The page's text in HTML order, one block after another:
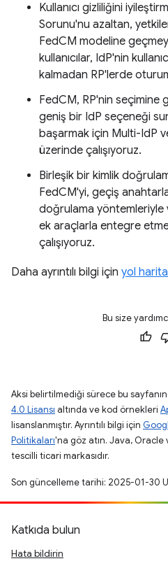
Kullanıcı gizliliğini
Sorunu'nu azaltan,
FedCM modeline
kullanıcılar, IdP'nin
kalmadan RP'lerde
FedCM, RP'nin seçimine
geniş bir IdP seçeneği
başarmak için Multi-IdP
üzerinde çalışıyoruz.
Birleşik bir kimlik
FedCM'yi, geçiş
doğrulama
ek araçlarla entegre
çalışıyoruz.
Daha ayrıntılı bilgi için yol
Bu size
Aksi belirtilmediği sürece bu
4.0 Lisansı altında ve kod örnekleri
lisanslanmıştır. Ayrıntılı bilgi için
Politikaları'na göz atın. Java, Oracle
tescilli ticari markasıdır.
Son güncelleme tarihi: 2025-01-30
Katkıda bulun
Hata bildirin